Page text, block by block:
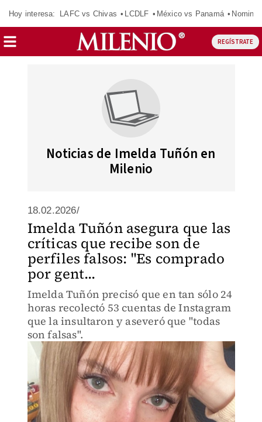
Hoy interesa: LAFC vs Chivas LCDLF México vs Panamá
REGÍSTRATE
Noticias de Imelda Tuñón en
Milenio
18.02.2026/
Imelda Tuñón asegura que las
críticas que recibe son de
perfiles falsos: "Es comprado
por gent...
Imelda Tuñón precisó que en tan sólo 24
horas recolectó 53 cuentas de Instagram
que la insultaron y aseveró que "todas
son falsas".